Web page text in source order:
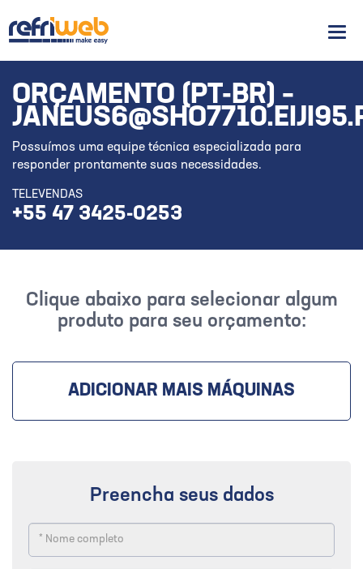
ORÇAMENTO (PT-BR) –
Possuímos uma equipe técnica especializada para
responder prontamente suas necessidades.
TELEVENDAS
+55 47 3425-0253
Clique abaixo para selecionar algum
produto para seu orçamento:
ADICIONAR MAIS MÁQUINAS
Preencha seus dados